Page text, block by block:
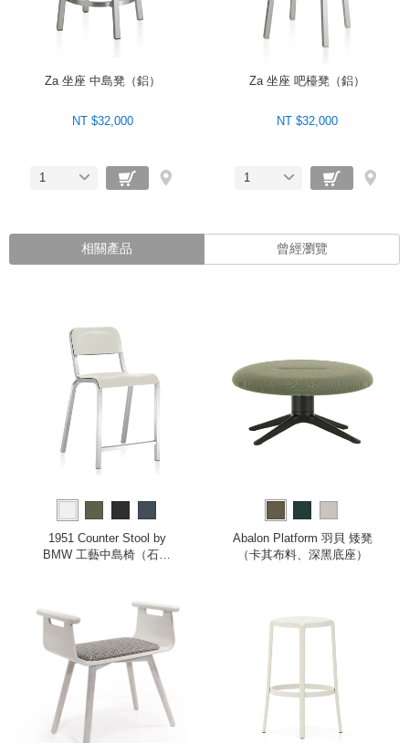
Za 坐座 中島凳（鋁）
NT $32,000
1
Za 坐座 吧檯凳（鋁）
NT $32,000
1
相關產品 曾經瀏覽
1951 Counter Stool by
BMW 工藝中島椅（石灰
Abalon Platform 羽貝 矮凳
（卡其布料、深黑底座）